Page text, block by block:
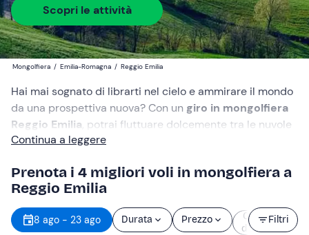
Scopri le attività
Mongolfiera / Emilia-Romagna / Reggio Emilia
Hai mai sognato di librarti nel cielo e ammirare il mondo
da una prospettiva nuova? Con un giro in mongolfiera
Reggio Emilia , potrai fluttuare dolcemente tra le nuvole
e lasciarti incantare dai colori e dalle forme del
provarealmeno una volta nella vita!
Continua a leggere
Prenota i 4 migliori voli in mongolfiera a
Reggio Emilia
Filtri
8 ago - 23 ago Durata Prezzo
Orario
d’inizio